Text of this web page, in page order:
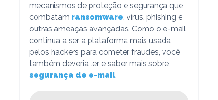
mecanismos de proteção e segurança que
combatam ransomware , vírus, phishing e
outras ameaças avançadas. Como o e-mail
continua a ser a plataforma mais usada
pelos hackers para cometer fraudes, você
também deveria ler e saber mais sobre
segurança de e-mail.